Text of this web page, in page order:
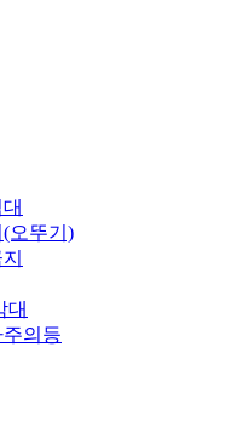
(오뚜기)
대
의등